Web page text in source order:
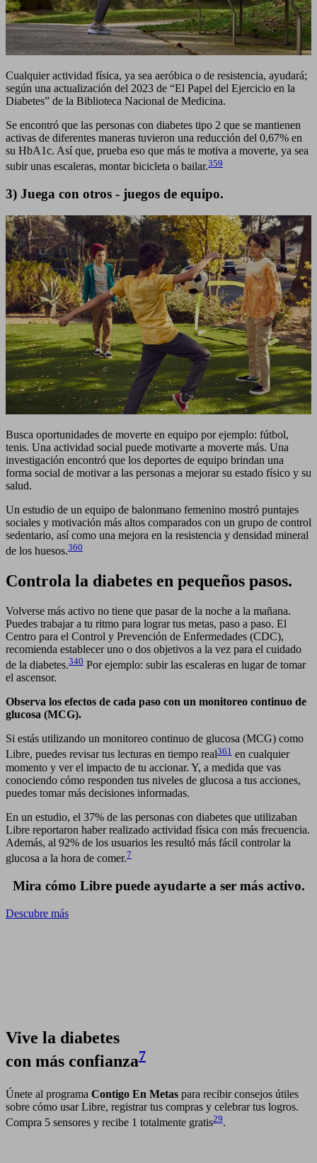
Cualquier actividad física, ya sea aeróbica o de resistencia, ayudará;
según una actualización del 2023 de “El Papel del Ejercicio en la
Diabetes” de la Biblioteca Nacional de Medicina.
Se encontró que las personas con diabetes tipo 2 que se mantienen
activas de diferentes maneras tuvieron una reducción del 0,67% en
su HbA1c. Así que, prueba eso que más te motiva a moverte, ya sea
subir unas escaleras, montar bicicleta o bailar.359
3) Juega con otros - juegos de equipo.
Busca oportunidades de moverte en equipo por ejemplo: fútbol,
tenis. Una actividad social puede motivarte a moverte más. Una
investigación encontró que los deportes de equipo brindan una
forma social de motivar a las personas a mejorar su estado físico y su
salud.
Un estudio de un equipo de balonmano femenino mostró puntajes
sociales y motivación más altos comparados con un grupo de control
sedentario, así como una mejora en la resistencia y densidad mineral
de los huesos.360
Controla la diabetes en pequeños pasos.
Volverse más activo no tiene que pasar de la noche a la mañana.
Puedes trabajar a tu ritmo para lograr tus metas, paso a paso. El
Centro para el Control y Prevención de Enfermedades (CDC),
recomienda establecer uno o dos objetivos a la vez para el cuidado
de la diabetes.340 Por ejemplo: subir las escaleras en lugar de tomar
el ascensor.
Observa los efectos de cada paso con un monitoreo continuo de
glucosa (MCG).
Si estás utilizando un monitoreo continuo de glucosa (MCG) como
Libre, puedes revisar tus lecturas en tiempo real361 en cualquier
momento y ver el impacto de tu accionar. Y, a medida que vas
conociendo cómo responden tus niveles de glucosa a tus acciones,
puedes tomar más decisiones informadas.
En un estudio, el 37% de las personas con diabetes que utilizaban
Libre reportaron haber realizado actividad física con más frecuencia.
Además, al 92% de los usuarios les resultó más fácil controlar la
glucosa a la hora de comer.7
Mira cómo Libre puede ayudarte a ser más activo.
Descubre más
Vive la diabetes
con más confianza7
Únete al programa Contigo En Metas para recibir consejos útiles
sobre cómo usar Libre, registrar tus compras y celebrar tus logros.
Compra 5 sensores y recibe 1 totalmente gratis29.